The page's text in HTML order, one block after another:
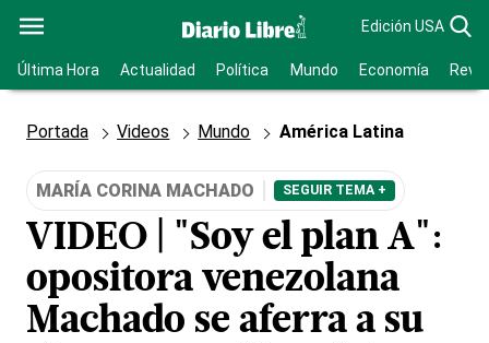
Edición USA
Última Hora Actualidad Política Mundo Economía
Portada Videos Mundo América Latina
MARÍA CORINA MACHADO SEGUIR TEMA +
VIDEO | "Soy el plan A":
opositora venezolana
Machado se aferra a su